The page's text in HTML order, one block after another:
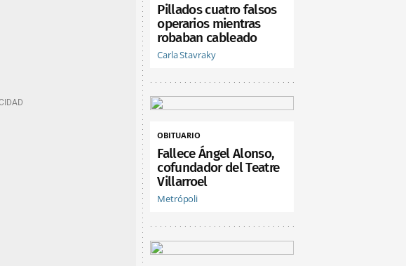
Pillados cuatro falsos
operarios mientras
robaban cableado
Carla Stavraky
OBITUARIO
Fallece Ángel Alonso,
cofundador del Teatre
Villarroel
Metrópoli